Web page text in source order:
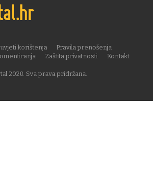
2020. Sva prava pridržana.
korištenja
Pravila prenošenja
Zaštita privatnosti
Kontakt